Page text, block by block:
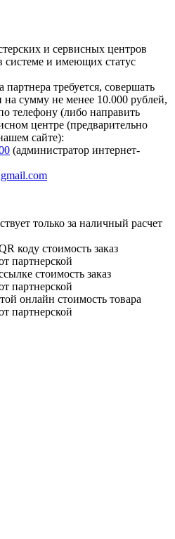
и сервисных центров
системе и имеющих статус
партнера требуется, совершать
сумму не менее 10.000 рублей,
телефону (либо направить
центре (предварительно
сайте):
(администратор интернет-
только за наличный расчет
коду стоимость заказ
партнерской
стоимость заказ
партнерской
онлайн стоимость товара
партнерской